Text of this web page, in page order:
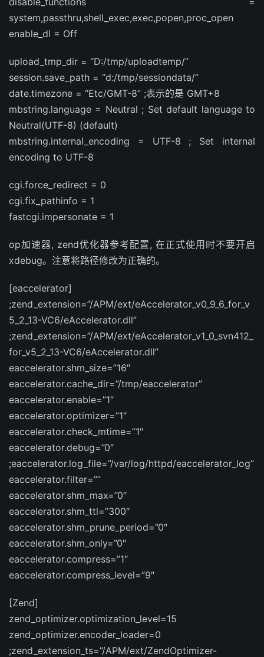
system,passthru,shell_exec,exec,popen,proc_open
enable_dl = Off
upload_tmp_dir = “D:/tmp/uploadtemp/”
session.save_path = “d:/tmp/sessiondata/”
date.timezone = “Etc/GMT-8” ;表示的是 GMT+8
mbstring.language = Neutral ; Set default language to
Neutral(UTF-8) (default)
mbstring.internal_encoding = UTF-8 ; Set internal
encoding to UTF-8
cgi.force_redirect = 0
cgi.fix_pathinfo = 1
fastcgi.impersonate = 1
op加速器, zend优化器参考配置, 在正式使用时不要开启
xdebug。注意将路径修改为正确的。
[eaccelerator]
;zend_extension=”/APM/ext/eAccelerator_v0_9_6_for_v
5_2_13-VC6/eAccelerator.dll”
;zend_extension=”/APM/ext/eAccelerator_v1_0_svn412_
for_v5_2_13-VC6/eAccelerator.dll”
eaccelerator.shm_size=”16″
eaccelerator.cache_dir=”/tmp/eaccelerator”
eaccelerator.enable=”1″
eaccelerator.optimizer=”1″
eaccelerator.check_mtime=”1″
eaccelerator.debug=”0″
;eaccelerator.log_file=”/var/log/httpd/eaccelerator_log”
eaccelerator.filter=””
eaccelerator.shm_max=”0″
eaccelerator.shm_ttl=”300″
eaccelerator.shm_prune_period=”0″
eaccelerator.shm_only=”0″
eaccelerator.compress=”1″
eaccelerator.compress_level=”9″
[Zend]
zend_optimizer.optimization_level=15
zend_optimizer.encoder_loader=0
;zend_extension_ts=”/APM/ext/ZendOptimizer-